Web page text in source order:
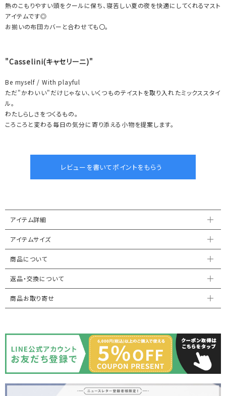
熱のこもりやすい頭をクールに保ち、寝苦しい夏の夜を快適にしてくれるマスト
アイテムです◎
お揃いの布団カバーと合わせても〇。
"Casselini(キャセリーニ)"
Be myself / With playful
ただ"かわいい"だけじゃない、いくつものテイストを取り入れたミックススタイ
ル。
わたしらしさをつくるもの。
ころころと変わる毎日の気分に寄り添える小物を提案します。
アイテム詳細
アイテムサイズ
商品について
返品・交換について
商品お取り寄せ